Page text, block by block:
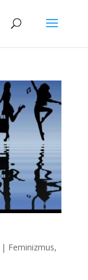
| Feminizmus,